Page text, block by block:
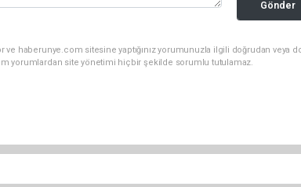
Gönder
ve haberunye.com sitesine yaptığınız yorumunuzla ilgili doğrudan veya
yorumlardan site yönetimi hiçbir şekilde sorumlu tutulamaz.